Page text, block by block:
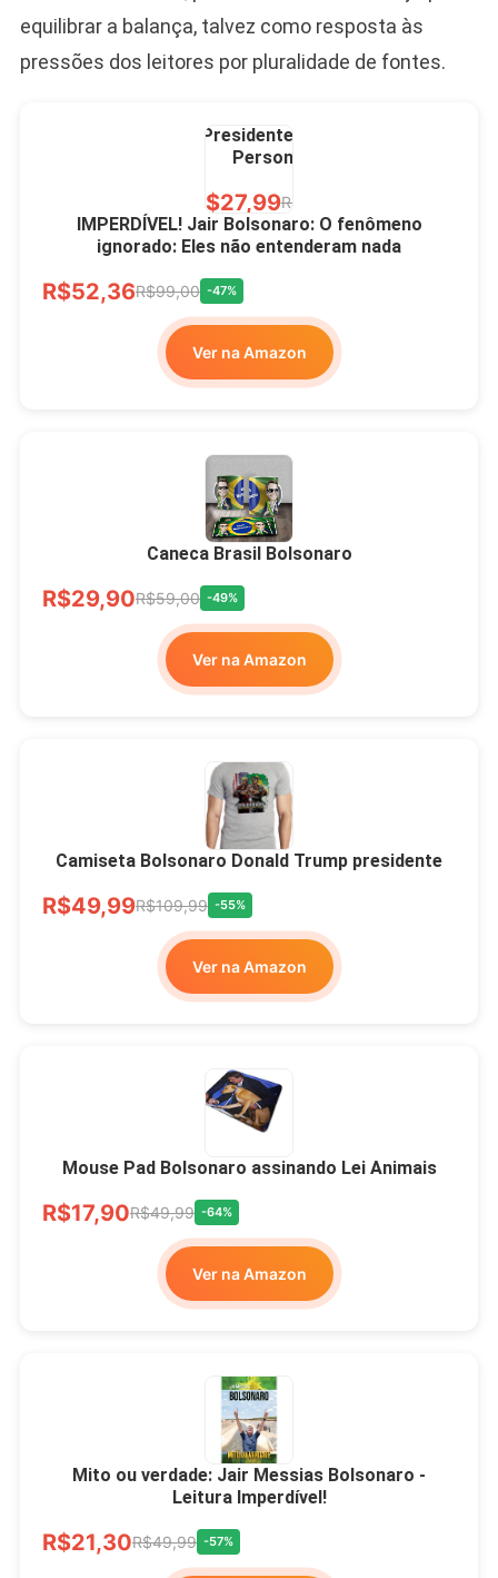
equilibrar a balança, talvez como resposta às
pressões dos leitores por pluralidade de fontes.
Presidente Porcelana
Personalizada
R$27,99R$49,00
Xícara Bolsonaro
Brasão Deus Acima De
Todos
R$33,00
Ver no MERCADO
LIVRE
IMPERDÍVEL! Jair Bolsonaro: O fenômeno
ignorado: Eles não entenderam nada
R$52,36R$99,00 -47%
Ver na Amazon
Caneca Brasil Bolsonaro
R$29,90R$59,00 -49%
Ver na Amazon
Camiseta Bolsonaro Donald Trump presidente
R$49,99R$109,99 -55%
Ver na Amazon
Mouse Pad Bolsonaro assinando Lei Animais
R$17,90R$49,99 -64%
Ver na Amazon
Mito ou verdade: Jair Messias Bolsonaro -
Leitura Imperdível!
R$21,30R$49,99 -57%